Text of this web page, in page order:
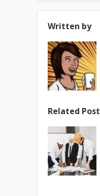
Written by
Related Post